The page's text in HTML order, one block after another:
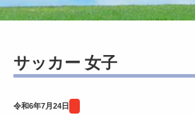
サッカー 女子
令和6年7月24日